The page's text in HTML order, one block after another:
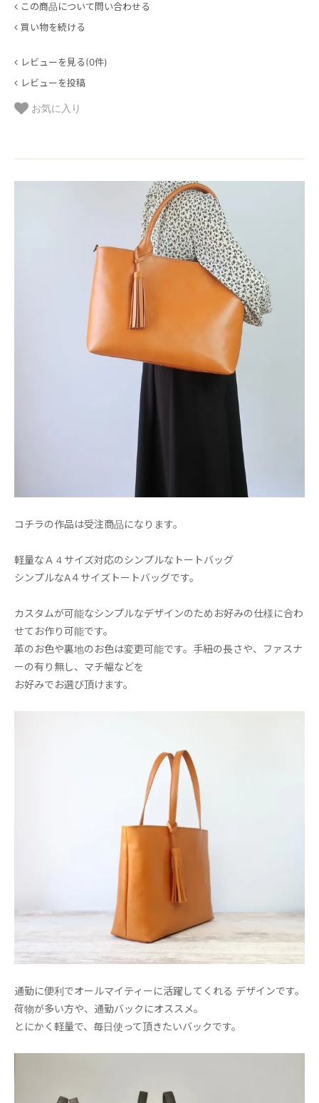
この商品について問い合わせる
買い物を続ける
レビューを見る(0件)
レビューを投稿
お気に入り
コチラの作品は受注商品になります。
軽量なＡ４サイズ対応のシンプルなトートバッグ
シンプルなA４サイズトートバッグです。
カスタムが可能なシンプルなデザインのためお好みの仕様に合わ
せてお作り可能です。
革のお色や裏地のお色は変更可能です。手紐の長さや、ファスナ
ーの有り無し、マチ幅などを
お好みでお選び頂けます。
通勤に便利でオールマイティーに活躍してくれる デザインです。
荷物が多い方や、通勤バックにオススメ。
とにかく軽量で、毎日使って頂きたいバックです。